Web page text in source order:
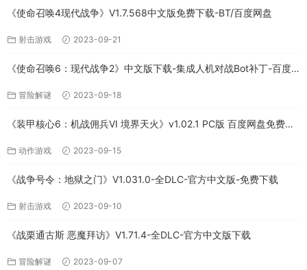
《使命召唤4现代战争》V1.7.568中文版免费下载-BT/百度网盘
射击游戏 2023-09-21
《使命召唤6：现代战争2》中文版下载-集成人机对战Bot补丁-百度
冒险解谜 2023-09-18
《装甲核心6：机战佣兵VI 境界天火》v1.02.1 PC版 百度网盘免费下
动作游戏 2023-09-15
《战争号令：地狱之门》V1.031.0-全DLC-官方中文版-免费下载
射击游戏 2023-09-10
《战栗通古斯 恶魔拜访》V1.71.4-全DLC-官方中文版下载
冒险解谜 2023-09-07